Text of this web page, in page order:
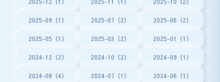
2025-09（1） 2025-07（2） 2025-06（2）
2025-05（1） 2025-03（2） 2025-01（1）
2024-12（2） 2024-10（2） 2024-09（1）
2024-08（4） 2024-07（1） 2024-06（1）